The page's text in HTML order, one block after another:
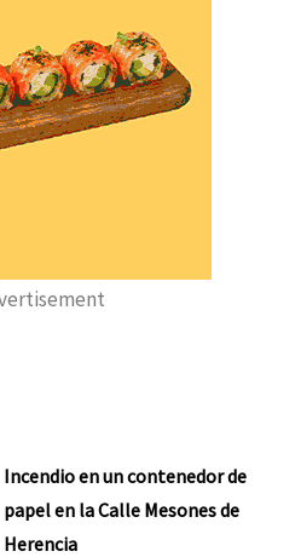
Incendio en un contenedor de
papel en la Calle Mesones de
Herencia